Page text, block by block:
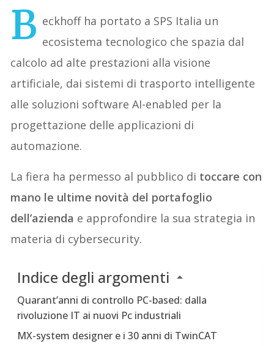
B eckhoff ha portato a SPS Italia un
ecosistema tecnologico che spazia dal
calcolo ad alte prestazioni alla visione
artificiale, dai sistemi di trasporto intelligente
alle soluzioni software AI-enabled per la
progettazione delle applicazioni di
automazione.
La fiera ha permesso al pubblico di toccare con
mano le ultime novità del portafoglio
dell’azienda e approfondire la sua strategia in
materia di cybersecurity.
Indice degli argomenti
Quarant’anni di controllo PC-based: dalla
rivoluzione IT ai nuovi Pc industriali
MX-system designer e i 30 anni di TwinCAT